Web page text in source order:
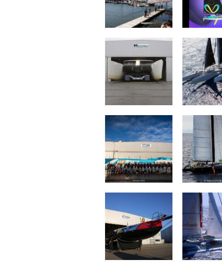
Mouse Trap
VULNERABLE
The
CHARAL
ACXISS Group CORUM L